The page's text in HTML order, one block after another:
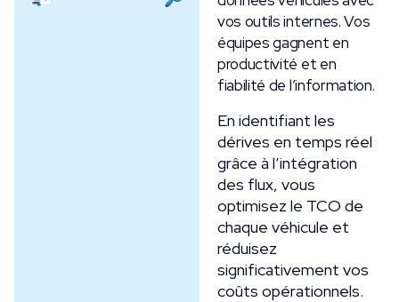
vos outils internes. Vos
équipes gagnent en
productivité et en
fiabilité de l’information.
En identifiant les
dérives en temps réel
grâce à l’intégration
des flux, vous
optimisez le TCO de
chaque véhicule et
réduisez
significativement vos
coûts opérationnels.